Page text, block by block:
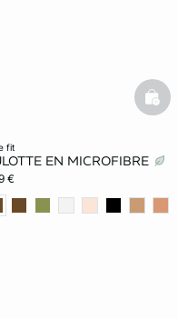
fit
EN MICROFIBRE
€